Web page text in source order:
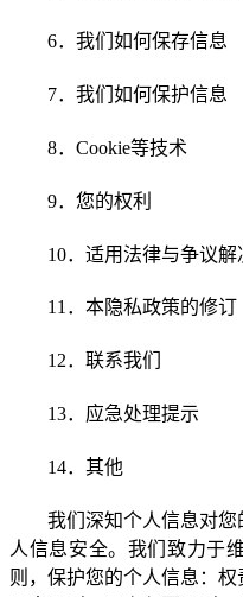
6．我们如何保存信息
7．我们如何保护信息
8． Cookie等技术
9．您的权利
10．适用法律与争议解
11 ．本隐私政策的修订
12．联系我们
13．应急处理提示
14．其他
我们深知个人信息对
人信息安全。我们致力于
则，保护您的个人信息：